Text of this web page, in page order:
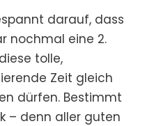
darauf, dass
nochmal eine 2.
tolle,
Zeit gleich
dürfen. Bestimmt
– denn aller guten